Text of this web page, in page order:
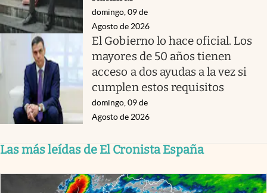
domingo, 09 de
Agosto de 2026
El Gobierno lo hace oficial. Los
mayores de 50 años tienen
acceso a dos ayudas a la vez si
cumplen estos requisitos
domingo, 09 de
Agosto de 2026
Las más leídas de El Cronista España